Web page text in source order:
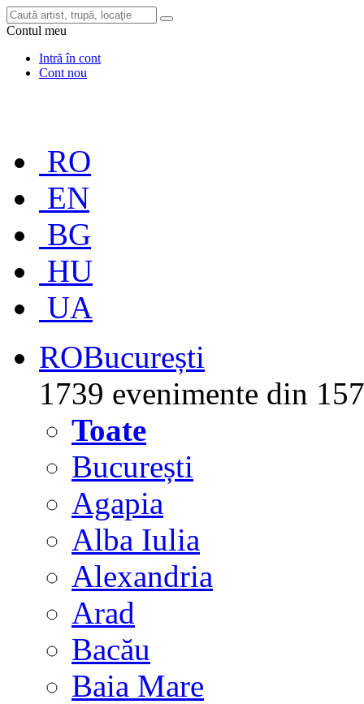
Contul meu
Intră în cont
Cont nou
RO
EN
BG
HU
UA
ROBucurești
1739 evenimente din
Toate
București
Agapia
Alba Iulia
Alexandria
Arad
Bacău
Baia Mare